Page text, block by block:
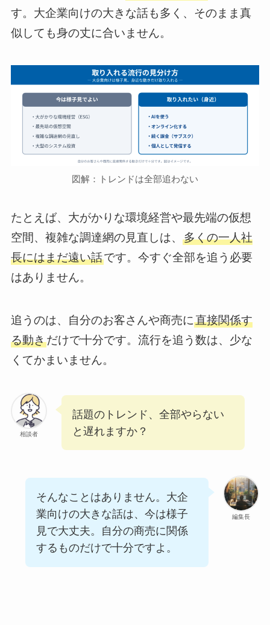
す。大企業向けの大きな話も多く、そのまま真
似しても身の丈に合いません。
図解：トレンドは全部追わない
たとえば、大がかりな環境経営や最先端の仮想
空間、複雑な調達網の見直しは、 多くの一人社
長にはまだ遠い話です。今すぐ全部を追う必要
はありません。
追うのは、自分のお客さんや商売に直接関係す
る動きだけで十分です。流行を追う数は、少な
くてかまいません。
相談者
話題のトレンド、全部やらない
と遅れますか？
編集長
そんなことはありません。大企
業向けの大きな話は、今は様子
見で大丈夫。自分の商売に関係
するものだけで十分ですよ。